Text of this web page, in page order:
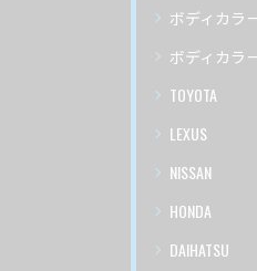
ボディカ
ボディカラ
TOYOTA
LEXUS
NISSAN
HONDA
DAIHATSU